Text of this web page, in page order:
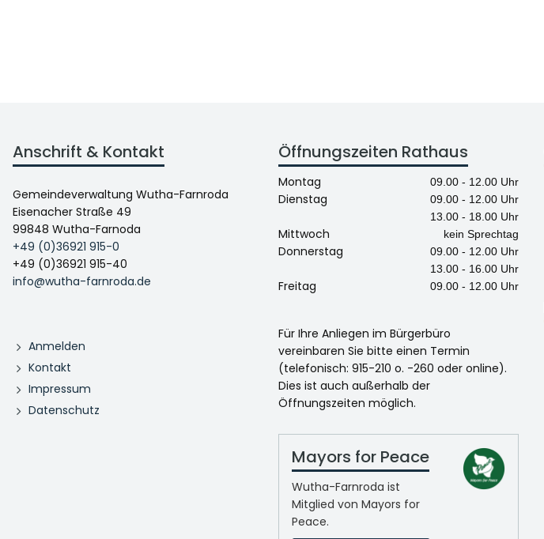
Anschrift & Kontakt
Gemeindeverwaltung Wutha-Farnroda
Eisenacher Straße 49
99848 Wutha-Farnoda
+49 (0)36921 915-0
+49 (0)36921 915-40
info@wutha-farnroda.de
Anmelden
Kontakt
Impressum
Datenschutz
Öffnungszeiten Rathaus
Montag 09.00 - 12.00 Uhr
Dienstag
09.00 - 12.00 Uhr
13.00 - 18.00 Uhr
Mittwoch kein Sprechtag
Donnerstag
09.00 - 12.00 Uhr
13.00 - 16.00 Uhr
Freitag 09.00 - 12.00 Uhr
Für Ihre Anliegen im Bürgerbüro
vereinbaren Sie bitte einen Termin
(telefonisch: 915-210 o. -260 oder online).
Dies ist auch außerhalb der
Öffnungszeiten möglich.
Mayors for Peace
Wutha-Farnroda ist
Mitglied von Mayors for
Peace.